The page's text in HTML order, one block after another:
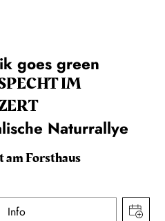
goes green
IM
Naturrallye
Forsthaus
Info